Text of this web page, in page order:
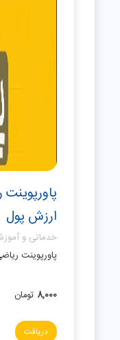
ارزش پول
خدماتی و
پاورپوینت
8,000 تومان
دریافت